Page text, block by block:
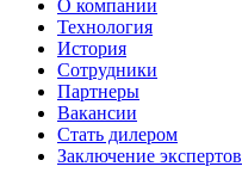
О компании
Технология
История
Сотрудники
Партнеры
Вакансии
Стать дилером
Заключение экспертов